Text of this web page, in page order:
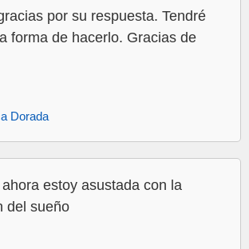
por su respuesta. Tendré
forma de hacerlo. Gracias de
Dorada
estoy asustada con la
del sueño